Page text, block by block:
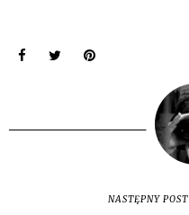
NASTĘPNY POST